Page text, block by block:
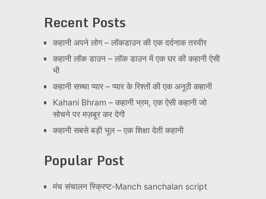
Recent Posts
कहानी अपने लोग – लॉकडाउन की एक दर्दनाक तस्वीर
कहानी लॉक डाउन – लॉक डाउन में एक घर की कहानी ऐसी
भी
कहानी सच्चा प्यार – प्यार के रिश्तों की एक अनूठी कहानी
Kahani Bhram – कहानी भ्रम, एक ऐसी कहानी जो
सोचने पर मज़बूर कर देगी
कहानी सबसे बड़ी भूल – एक शिक्षा देती कहानी
Popular Post
मंच संचालन स्क्रिप्ट-Manch sanchalan script